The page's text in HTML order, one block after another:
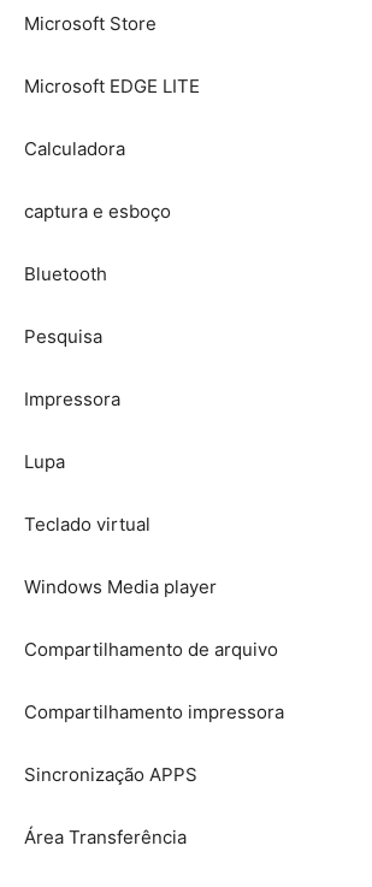
Microsoft Store
Microsoft EDGE LITE
Calculadora
captura e esboço
Bluetooth
Pesquisa
Impressora
Lupa
Teclado virtual
Windows Media player
Compartilhamento de arquivo
Compartilhamento impressora
Sincronização APPS
Área Transferência